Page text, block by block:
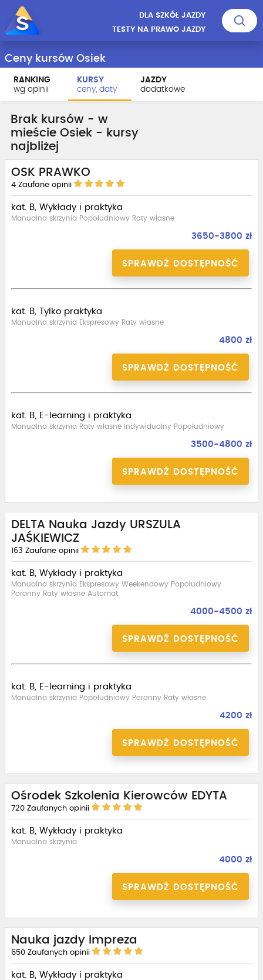
DLA SZKÓŁ JAZDY
TESTY NA PRAWO JAZDY
Ceny kursów Osiek
RANKING
wg opinii
KURSY
ceny, daty
JAZDY
dodatkowe
Brak kursów - w
mieście Osiek - kursy
najbliżej
OSK PRAWKO
4 Zaufane opinii
kat. B, Wykłady i praktyka
Manualna skrzynia Popołudniowy Raty własne
3650-3800 zł
SPRAWDŹ DOSTĘPNOŚĆ
kat. B, Tylko praktyka
Manualna skrzynia Ekspresowy Raty własne
4800 zł
SPRAWDŹ DOSTĘPNOŚĆ
kat. B, E-learning i praktyka
Manualna skrzynia Raty własne Indywidualny Popołudniowy
3500-4800 zł
SPRAWDŹ DOSTĘPNOŚĆ
DELTA Nauka Jazdy URSZULA
JAŚKIEWICZ
163 Zaufane opinii
kat. B, Wykłady i praktyka
Manualna skrzynia Ekspresowy Weekendowy Popołudniowy
Poranny Raty własne Automat
4000-4500 zł
SPRAWDŹ DOSTĘPNOŚĆ
kat. B, E-learning i praktyka
Manualna skrzynia Popołudniowy Poranny Raty własne
4200 zł
SPRAWDŹ DOSTĘPNOŚĆ
Ośrodek Szkolenia Kierowców EDYTA
720 Zaufanych opinii
kat. B, Wykłady i praktyka
Manualna skrzynia
4000 zł
SPRAWDŹ DOSTĘPNOŚĆ
Nauka jazdy Impreza
650 Zaufanych opinii
kat. B, Wykłady i praktyka